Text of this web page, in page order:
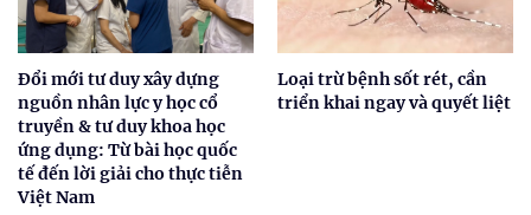
Đổi mới tư duy xây dựng
nguồn nhân lực y học cổ
truyền & tư duy khoa học
ứng dụng: Từ bài học quốc
tế đến lời giải cho thực tiễn
Việt Nam
Loại trừ bệnh sốt rét, cần
triển khai ngay và quyết liệt